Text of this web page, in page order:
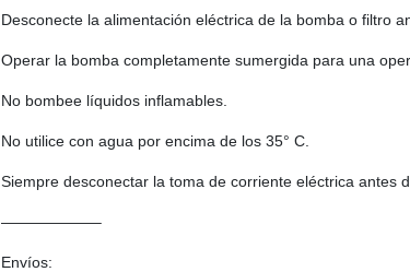
Desconecte la alimentación eléctrica de la bomba o filtro
Operar la bomba completamente sumergida para una
No bombee líquidos inflamables.
No utilice con agua por encima de los 35° C.
Siempre desconectar la toma de corriente eléctrica antes
——————–
Envíos: